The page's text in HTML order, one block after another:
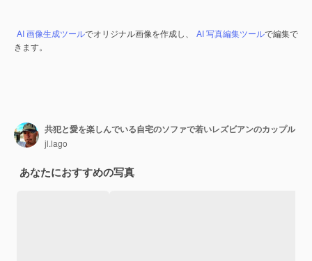
AI 画像生成ツールでオリジナル画像を作成し、 AI 写真編集ツールで編集で
きます。
共犯と愛を楽しんでいる自宅のソファで若いレズビアンのカップル
jl.lago
あなたにおすすめの写真